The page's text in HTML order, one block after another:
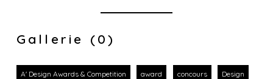
Gallerie (0)
A' Design Awards & Competition award concours Design